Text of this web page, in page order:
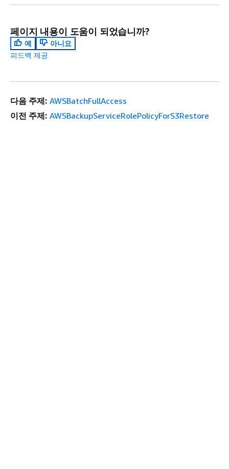
페이지 내용이 도움이 되었습니까?
예
아니요
피드백 제공
다음 주제: AWSBatchFullAccess
이전 주제: AWSBackupServiceRolePolicyForS3Restore